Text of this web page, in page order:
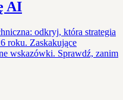
AI
odkryj, która strategia
roku. Zaskakujące
wskazówki. Sprawdź, zanim